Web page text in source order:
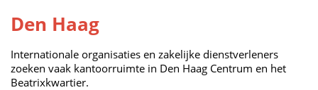
Den Haag
Internationale organisaties en zakelijke dienstverleners
zoeken vaak kantoorruimte in Den Haag Centrum en het
Beatrixkwartier.